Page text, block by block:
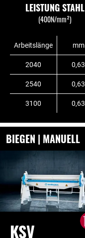
LEISTUNG STAHL
(400N/mm²)
Arbeitslänge mm
2040 0,63
2540 0,63
3100 0,63
BIEGEN | MANUELL
KSV